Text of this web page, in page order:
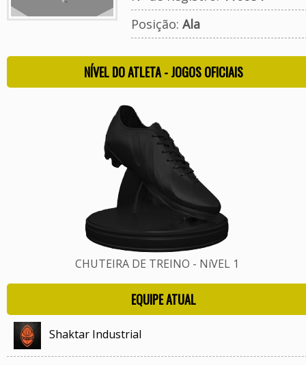
Posição: Ala
NÍVEL DO ATLETA - JOGOS OFICIAIS
CHUTEIRA DE TREINO - NíVEL 1
EQUIPE ATUAL
Shaktar Industrial